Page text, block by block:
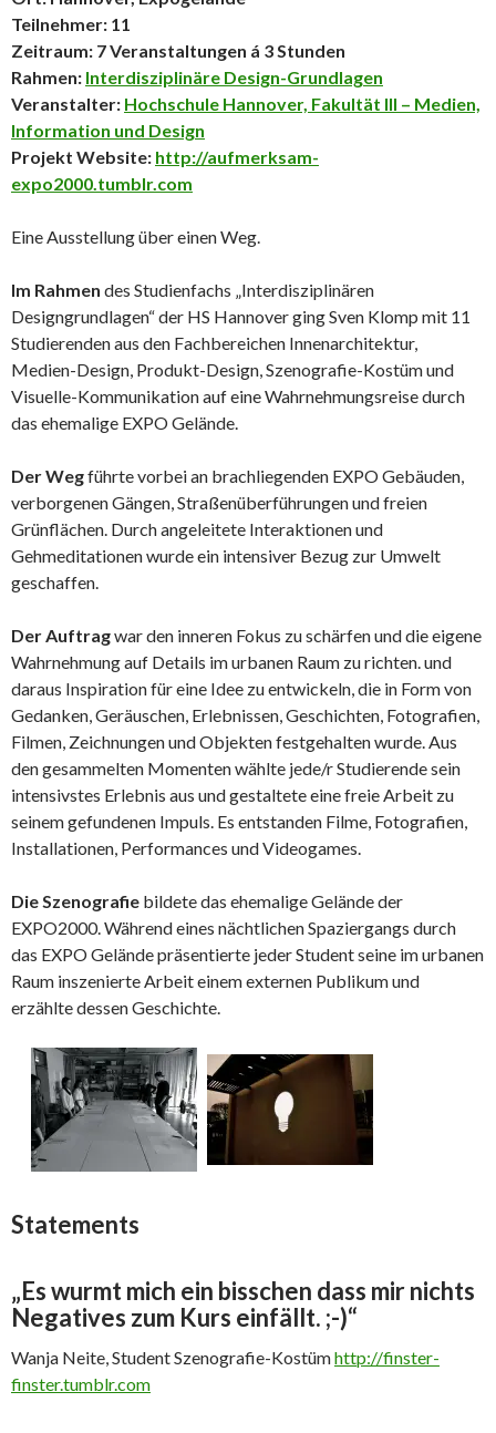
Teilnehmer: 11
Zeitraum: 7 Veranstaltungen á 3 Stunden
Rahmen: Interdisziplinäre Design-Grundlagen
Veranstalter: Hochschule Hannover, Fakultät III – Medien,
Information und Design
Projekt Website: http://aufmerksam-
expo2000.tumblr.com
Eine Ausstellung über einen Weg.
Im Rahmen des Studienfachs „Interdisziplinären
Designgrundlagen“ der HS Hannover ging Sven Klomp mit 11
Studierenden aus den Fachbereichen Innenarchitektur,
Medien-Design, Produkt-Design, Szenografie-Kostüm und
Visuelle-Kommunikation auf eine Wahrnehmungsreise durch
das ehemalige EXPO Gelände.
Der Wegführte vorbei an brachliegenden EXPO Gebäuden,
verborgenen Gängen, Straßenüberführungen und freien
Grünflächen. Durch angeleitete Interaktionen und
Gehmeditationen wurde ein intensiver Bezug zur Umwelt
geschaffen.
Der Auftragwar den inneren Fokus zu schärfen und die eigene
Wahrnehmung auf Details im urbanen Raum zu richten. und
daraus Inspiration für eine Idee zu entwickeln, die in Form von
Gedanken, Geräuschen, Erlebnissen, Geschichten, Fotografien,
Filmen, Zeichnungen und Objekten festgehalten wurde. Aus
den gesammelten Momenten wählte jede/r Studierende sein
intensivstes Erlebnis aus und gestaltete eine freie Arbeit zu
seinem gefundenen Impuls. Es entstanden Filme, Fotografien,
Installationen, Performances und Videogames.
Die Szenografie bildete das ehemalige Gelände der
EXPO2000. Während eines nächtlichen Spaziergangs durch
das EXPO Gelände präsentierte jeder Student seine im urbanen
Raum inszenierte Arbeit einem externen Publikum und
erzählte dessen Geschichte.
Statements
„Es wurmt mich ein bisschen dass mir nichts
Negatives zum Kurs einfällt. ;-)“
Wanja Neite, Student Szenografie-Kostümhttp://finster-
finster.tumblr.com